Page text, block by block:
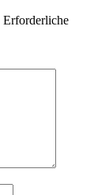
Erforderliche